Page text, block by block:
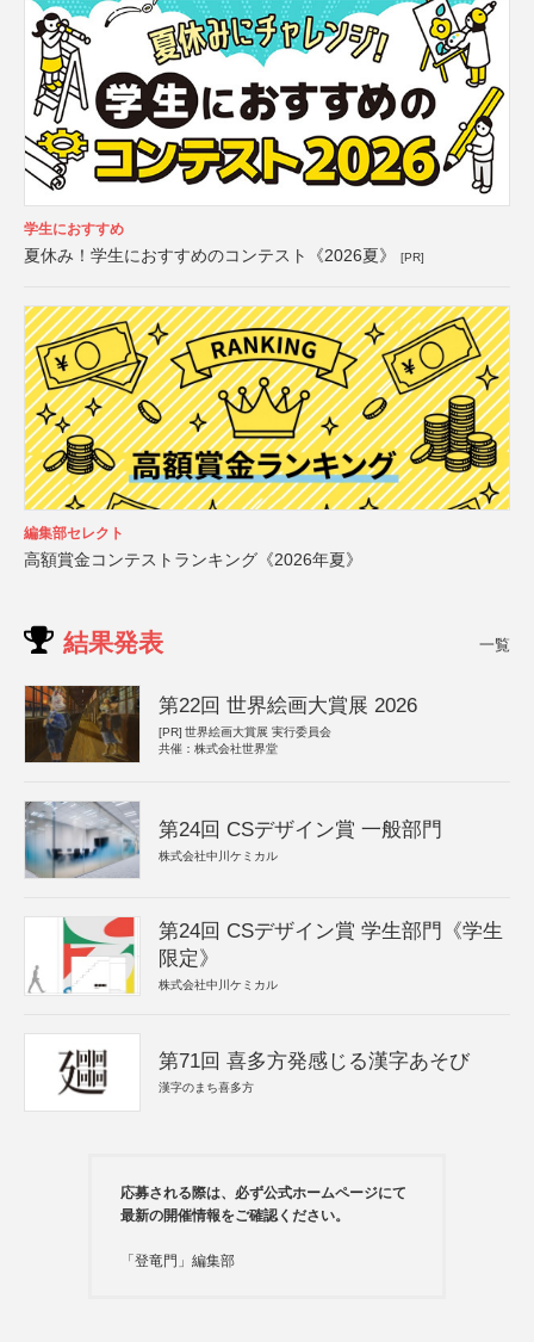
学生におすすめ
夏休み！学生におすすめのコンテスト《2026夏》 [PR]
編集部セレクト
高額賞金コンテストランキング《2026年夏》
結果発表 一覧
第22回 世界絵画大賞展 2026
[PR] 世界絵画大賞展 実行委員会
共催：株式会社世界堂
第24回 CSデザイン賞 一般部門
株式会社中川ケミカル
第24回 CSデザイン賞 学生部門《学生
限定》
株式会社中川ケミカル
第71回 喜多方発感じる漢字あそび
漢字のまち喜多方
応募される際は、必ず公式ホームページにて
最新の開催情報をご確認ください。
「登竜門」編集部